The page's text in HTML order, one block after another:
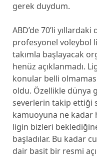
gerek duydum.
ABD’de 70’li
profesyonel voleybol
takımla başlayacak
henüz açıklanmadı.
konular belli
oldu. Özellikle dünya
severlerin takip ettiği
kamuoyuna ne kadar
ligin bizleri
başladılar. Bu kadar
dair basit bir resmi